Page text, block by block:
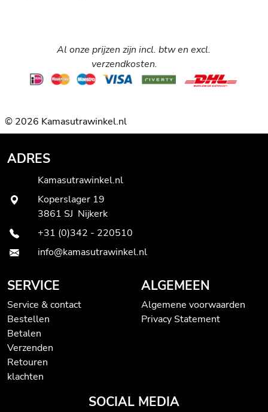
Al onze prijzen zijn incl. btw en excl.
verzendkosten.
© 2026 Kamasutrawinkel.nl
ADRES
Kamasutrawinkel.nl
Koperslager 19
3861 SJ Nijkerk
+31 (0)342 - 220510
info@kamasutrawinkel.nl
SERVICE
Service & contact
Bestellen
Betalen
Verzenden
Retouren
klachten
ALGEMEEN
Algemene voorwaarden
Privacy Statement
SOCIAL MEDIA